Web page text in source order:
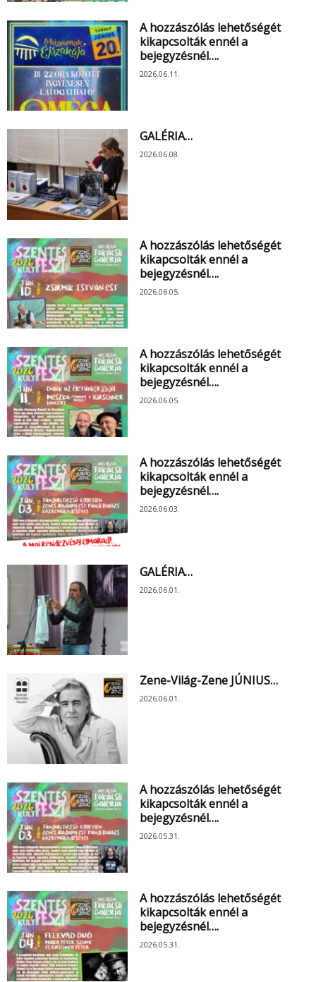
A hozzászólás lehetőségét
kikapcsolták ennél a
bejegyzésnél….
2026.06.11.
GALÉRIA…
2026.06.08.
A hozzászólás lehetőségét
kikapcsolták ennél a
bejegyzésnél….
2026.06.05.
A hozzászólás lehetőségét
kikapcsolták ennél a
bejegyzésnél….
2026.06.05.
A hozzászólás lehetőségét
kikapcsolták ennél a
bejegyzésnél….
2026.06.03.
GALÉRIA…
2026.06.01.
Zene-Világ-Zene JÚNIUS…
2026.06.01.
A hozzászólás lehetőségét
kikapcsolták ennél a
bejegyzésnél….
2026.05.31.
A hozzászólás lehetőségét
kikapcsolták ennél a
bejegyzésnél….
2026.05.31.